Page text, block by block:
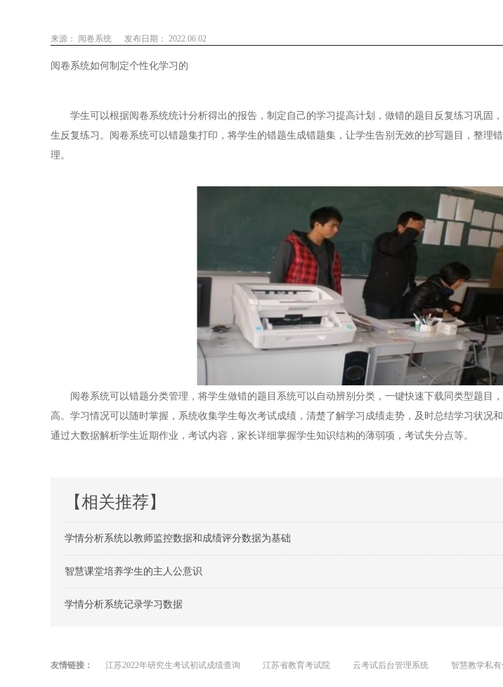
来源： 阅卷系统 发布日期： 2022.06.02
阅卷系统如何制定个性化学习的
学生可以根据阅卷系统统计分析得出的报告，制定自己的学习提高计划，做错的题目反复练习巩固
生反复练习。阅卷系统可以错题集打印，将学生的错题生成错题集，让学生告别无效的抄写题目，整理
理。
阅卷系统可以错题分类管理，将学生做错的题目系统可以自动辨别分类，一键快速下载同类型题目
高。学习情况可以随时掌握，系统收集学生每次考试成绩，清楚了解学习成绩走势，及时总结学习状况
通过大数据解析学生近期作业，考试内容，家长详细掌握学生知识结构的薄弱项，考试失分点等。
【相关推荐】
学情分析系统以教师监控数据和成绩评分数据为基础
智慧课堂培养学生的主人公意识
学情分析系统记录学习数据
友情链接： 江苏2022年研究生考试初试成绩查询 江苏省教育考试院 云考试后台管理系统 智慧教学私